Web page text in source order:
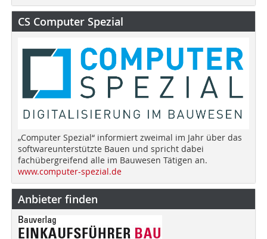
CS Computer Spezial
„Computer Spezial“ informiert zweimal im Jahr über das
softwareunterstützte Bauen und spricht dabei
fachübergreifend alle im Bauwesen Tätigen an.
www.computer-spezial.de
Anbieter finden